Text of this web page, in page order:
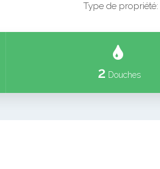
Type de propriété:
2 Douches